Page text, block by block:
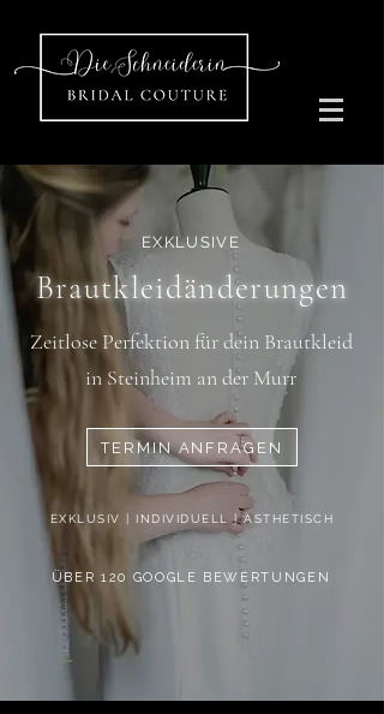
EXKLUSIVE
Brautkleidänderungen
Zeitlose Perfektion für dein Brautkleid
in Steinheim an der Murr
TERMIN ANFRAGEN
EXKLUSIV | INDIVIDUELL | ÄSTHETISCH
ÜBER 120 GOOGLE BEWERTUNGEN